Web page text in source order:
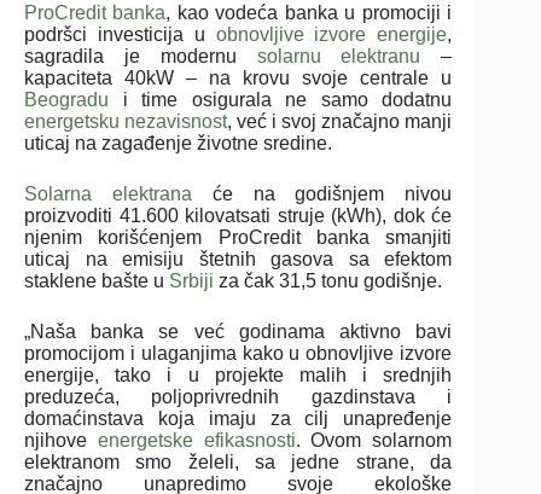
ProCredit banka, kao vodeća banka u promociji i
podršci investicija u obnovljive izvore energije,
sagradila je modernu solarnu elektranu –
kapaciteta 40kW – na krovu svoje centrale u
Beogradu i time osigurala ne samo dodatnu
energetsku nezavisnost, već i svoj značajno manji
uticaj na zagađenje životne sredine.
Solarna elektrana će na godišnjem nivou
proizvoditi 41.600 kilovatsati struje (kWh), dok će
njenim korišćenjem ProCredit banka smanjiti
uticaj na emisiju štetnih gasova sa efektom
staklene bašte u Srbiji za čak 31,5 tonu godišnje.
„Naša banka se već godinama aktivno bavi
promocijom i ulaganjima kako u obnovljive izvore
energije, tako i u projekte malih i srednjih
preduzeća, poljoprivrednih gazdinstava i
domaćinstava koja imaju za cilj unapređenje
njihove energetske efikasnosti. Ovom solarnom
elektranom smo želeli, sa jedne strane, da
značajno unapredimo svoje ekološke